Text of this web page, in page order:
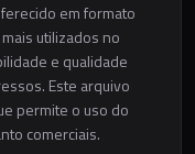
em formato
utilizados no
e qualidade
Este arquivo
permite o uso do
comerciais.